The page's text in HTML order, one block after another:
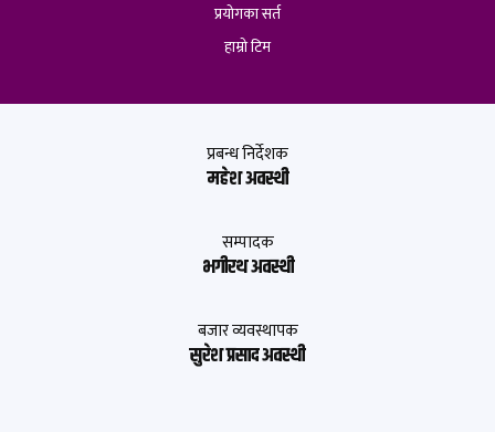
प्रयोगका सर्त
हाम्रो टिम
प्रबन्ध निर्देशक
महेश अवस्थी
सम्पादक
भगीरथ अवस्थी
बजार व्यवस्थापक
सुरेश प्रसाद अवस्थी